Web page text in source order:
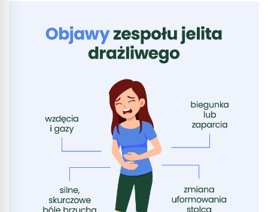
Tworzenie profili w celu spersonalizowanych
Wykorzystanie profili do wyboru
spersonalizowanych reklam
Tworzenie profili w celu personalizacji treści
Wykorzystywanie profili w celu doboru
spersonalizowanych treści
Pomiar efektywności reklam
Pomiar efektywności treści